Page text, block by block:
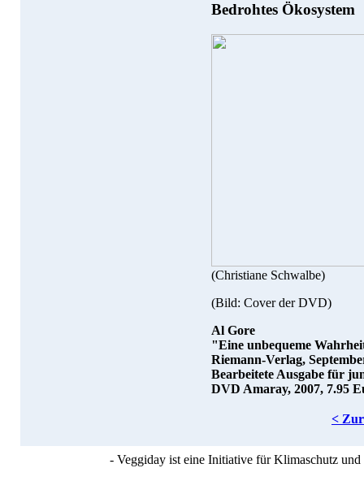
Bedrohtes Ökosystem
(Christiane Schwalbe)
(Bild: Cover der DVD)
Al Gore
"Eine unbequeme
Riemann-Verlag,
Bearbeitete Ausgabe für
DVD Amaray, 2007, 7.95
<
- Veggiday ist eine Initiative für Klimaschutz